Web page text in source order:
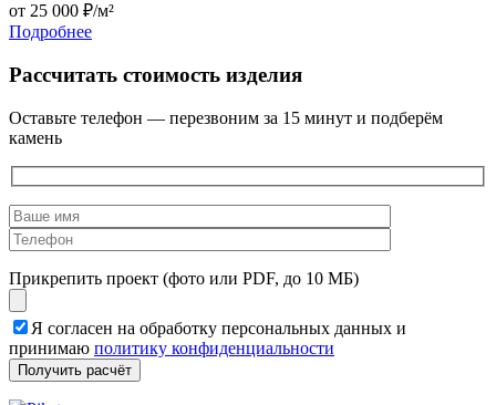
от 25 000 ₽/м²
Подробнее
Рассчитать стоимость изделия
Оставьте телефон — перезвоним за 15 минут и подберём
камень
Прикрепить проект (фото или PDF, до 10 МБ)
Я согласен на обработку персональных данных и
принимаю политику конфиденциальности